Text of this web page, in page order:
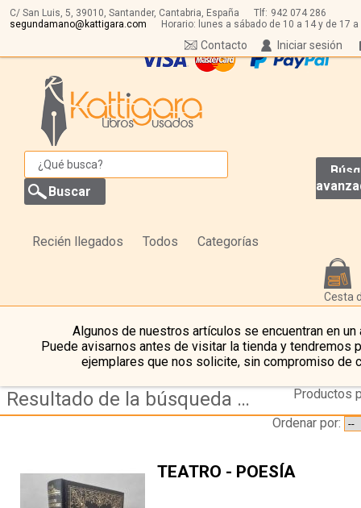
C/ San Luis, 5, 39010, Santander, Cantabria, España Tlf: 942 074 286
segundamano@kattigara.com
Horario: lunes a sábado de 10 a 14 y de 17 a
Iniciar sesión
Contacto
Recién llegados Todos Categorías
Cesta
Algunos de nuestros artículos se encuentran en un
Puede avisarnos antes de visitar la tienda y tendremos
ejemplares que nos solicite, sin compromiso de
Resultado de la búsqueda de autor shakespeare,-william
Productos
Ordenar por:
TEATRO - POESÍA